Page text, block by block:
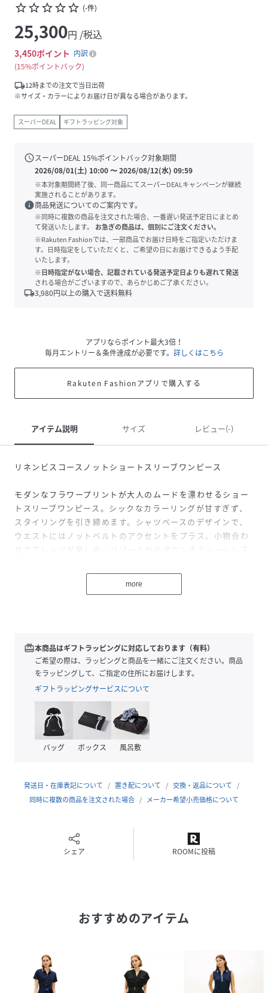
star_borderstar_borderstar_borderstar_borderstar_border (-件)
25,300円 /税込
3,450ポイント 内訳
15%ポイントバック
local_shipping12時までの注文で当日出荷
※サイズ・カラーによりお届け日が異なる場合があります。
スーパーDEAL ギフトラッピング対象
scheduleスーパーDEAL 15%ポイントバック対象期間
2026/08/01(土) 10:00〜2026/08/12(水) 09:59
※本対象期間終了後、同一商品にてスーパーDEALキャンペーンが継続
実施されることがあります。
info商品発送についてのご案内です。
※同時に複数の商品を注文された場合、一番遅い発送予定日にまとめ
て発送いたします。
お急ぎの商品は、個別にご注文ください。
※Rakuten Fashionでは、一部商品でお届け日時をご指定いただけま
す。日時指定をしていただくと、ご希望の日にお届けできるよう手配
いたします。
※日時指定がない場合、記載されている発送予定日よりも遅れて発送
される場合がございますので、あらかじめご了承ください。
local_shipping3,980円以上の購入で送料無料
アプリならポイント最大3倍！
毎月エントリー＆条件達成が必要です。 詳しくはこちら
Rakuten Fashionアプリで購入する
アイテム説明 サイズ レビュー(-)
リネンビスコースノットショートスリーブワンピース
モダンなフラワープリントが大人のムードを漂わせるショー
トスリーブワンピース。シックなカラーリングが甘すぎず、
スタイリングを引き締めます。シャツベースのデザインで、
ウエストにはノットベルトのアクセントをプラス。小物合わ
せでアレンジが楽しめ、リゾートからタウンまでシーンレス
ン、そしてよりカジュアルなデニムラインと豊富なカテゴリ
ーが揃うグローバルブランド。
性別タイプ レディース
カンボジア
麻53% レーヨン47%
品番
PN6059_WW45836
WW45836-02S-32 PN6059
more
redeem本商品はギフトラッピングに対応しております（有料）
ご希望の際は、ラッピングと商品を一緒にご注文ください。商品
をラッピングして、ご指定の住所にお届けします。
ギフトラッピングサービスについて
バッグ ボックス 風呂敷
発送日・在庫表記について 置き配について
交換・返品について
同時に複数の商品を注文された場合
メーカー希望小売価格について
シェア ROOMに投稿
おすすめのアイテム